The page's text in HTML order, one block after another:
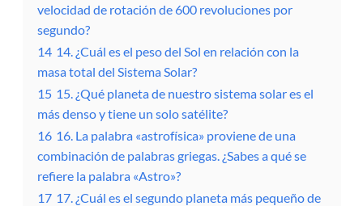
velocidad de rotación de 600 revoluciones por
segundo?
14 14. ¿Cuál es el peso del Sol en relación con la
masa total del Sistema Solar?
15 15. ¿Qué planeta de nuestro sistema solar es el
más denso y tiene un solo satélite?
16 16. La palabra «astrofísica» proviene de una
combinación de palabras griegas. ¿Sabes a qué se
refiere la palabra «Astro»?
17 17. ¿Cuál es el segundo planeta más pequeño de